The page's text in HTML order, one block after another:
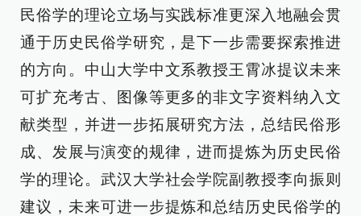
民俗学的理论立场与实践标准更深入地融会贯
通于历史民俗学研究，是下一步需要探索推进
的方向。中山大学中文系教授王霄冰提议未来
可扩充考古、图像等更多的非文字资料纳入文
献类型，并进一步拓展研究方法，总结民俗形
成、发展与演变的规律，进而提炼为历史民俗
学的理论。武汉大学社会学院副教授李向振则
建议，未来可进一步提炼和总结历史民俗学的